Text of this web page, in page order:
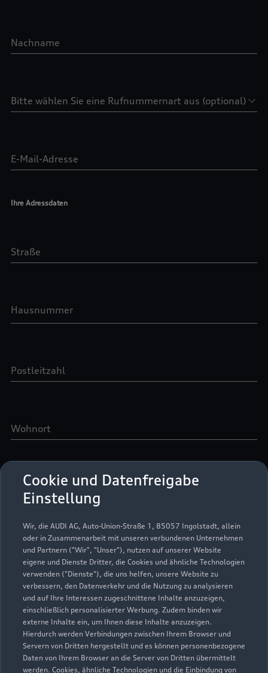
Cookie und Datenfreigabe
Einstellung
Wir, die AUDI AG, Auto-Union-Straße 1, 85057 Ingolstadt, allein
oder in Zusammenarbeit mit unseren verbundenen Unternehmen
und Partnern ("Wir", "Unser"), nutzen auf unserer Website
eigene und Dienste Dritter, die Cookies und ähnliche Technologien
verwenden ("Dienste"), die uns helfen, unsere Website zu
verbessern, den Datenverkehr und die Nutzung zu analysieren
und auf Ihre Interessen zugeschnittene Inhalte anzuzeigen,
einschließlich personalisierter Werbung. Zudem binden wir
externe Inhalte ein, um Ihnen diese Inhalte anzuzeigen.
Hierdurch werden Verbindungen zwischen Ihrem Browser und
Servern von Dritten hergestellt und es können personenbezogene
Daten von Ihrem Browser an die Server von Dritten übermittelt
werden. Cookies, ähnliche Technologien und die Einbindung von